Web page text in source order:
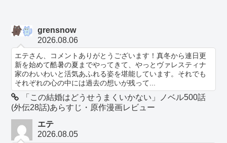
grensnow
2026.08.06
エテさん、コメントありがとうございます！真冬から連日更
新を始めて酷暑の夏までやってきて、やっとヴァレスティナ
家のわいわいと活気あふれる姿を堪能しています。それでも
それぞれの心の中には過去の想いが残って...
「この結婚はどうせうまくいかない」ノベル500話
(外伝28話)あらすじ・原作漫画レビュー
エテ
2026.08.05